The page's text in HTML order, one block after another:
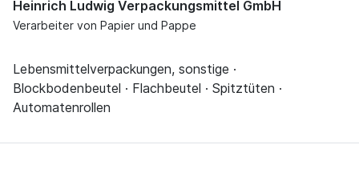
Heinrich Ludwig Verpackungsmittel GmbH
Verarbeiter von Papier und Pappe
Lebensmittelverpackungen, sonstige ·
Blockbodenbeutel · Flachbeutel · Spitztüten ·
Automatenrollen